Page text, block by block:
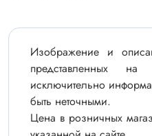
Изображение и
представленных
исключительно
быть неточными.
Цена в розничных